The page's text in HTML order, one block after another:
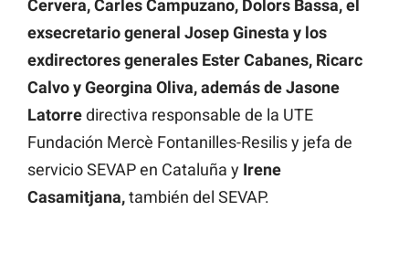
Cervera, Carles Campuzano, Dolors Bassa, el
exsecretario general Josep Ginesta y los
exdirectores generales Ester Cabanes, Ricarc
Calvo y Georgina Oliva, además de Jasone
Latorredirectiva responsable de la UTE
Fundación Mercè Fontanilles-Resilis y jefa de
servicio SEVAP en Cataluña y Irene
Casamitjana,también del SEVAP.